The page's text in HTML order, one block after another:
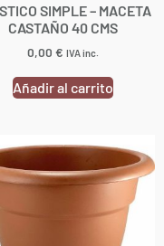
SIMPLE – MACETA
CASTAÑO 40 CMS
0,00 € IVA inc.
Añadir al carrito